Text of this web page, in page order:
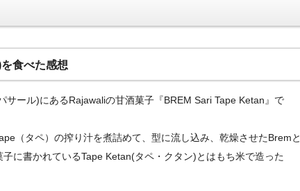
食べた感想
サール)にあるRajawaliの甘酒菓子『BREM Sari Tape Ketan』で
（タペ）の搾り汁を煮詰めて、型に流し込み、乾燥させたBremと
に書かれているTape Ketan(タペ・クタン)とはもち米で造った